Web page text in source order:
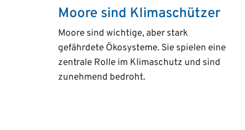
Moore sind Klima­schützer
Moore sind wichtige, aber stark
gefährdete Ökosysteme. Sie spielen eine
zentrale Rolle im Klimaschutz und sind
zunehmend bedroht.